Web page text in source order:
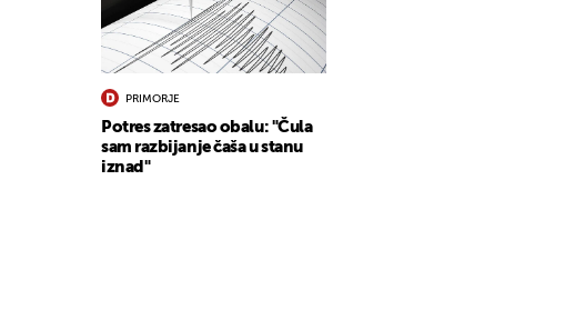
PRIMORJE
Potres zatresao obalu: "Čula
sam razbijanje čaša u stanu
iznad"